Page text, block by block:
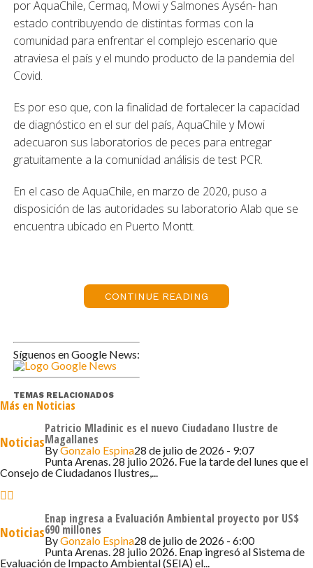
por AquaChile, Cermaq, Mowi y Salmones Aysén- han
estado contribuyendo de distintas formas con la
comunidad para enfrentar el complejo escenario que
atraviesa el país y el mundo producto de la pandemia del
Covid.
Es por eso que, con la finalidad de fortalecer la capacidad
de diagnóstico en el sur del país, AquaChile y Mowi
adecuaron sus laboratorios de peces para entregar
gratuitamente a la comunidad análisis de test PCR.
En el caso de AquaChile, en marzo de 2020, puso a
disposición de las autoridades su laboratorio Alab que se
encuentra ubicado en Puerto Montt.
Desde el inicio de la pandemia, las dos empresas han
realizado en conjunto más de 60 mil testeos gratuitos de
“Queremos contribuir a reforzar la búsqueda activa de
casos para encontrar los casos positivos a tiempo y así
evitar la expansión del virus en nuestras comunidades.
Hoy nos encontramos frente a una nueva ola de
contagios, por lo cual seguiremos colaborando con la
comunidad para enfrentar de mejor manera la
pandemia”, dice la directora ejecutiva del Consejo del
El intendente Carlos Geisse ha destacado que la red de
laboratorios públicos y privados ha permitido ubicar a la
Región de Los Lagos como una de las que más PCR
CONTINUE READING
Síguenos en Google News:
TEMAS RELACIONADOS
Más en Noticias
Noticias
Patricio Mladinic es el nuevo Ciudadano Ilustre de
Magallanes
ByGonzalo Espina28 de julio de 2026 - 9:07
Punta Arenas. 28 julio 2026. Fue la tarde del lunes que el
Consejo de Ciudadanos Ilustres,...
Noticias
Enap ingresa a Evaluación Ambiental proyecto por US$
690 millones
ByGonzalo Espina28 de julio de 2026 - 6:00
Punta Arenas. 28 julio 2026. Enap ingresó al Sistema de
Evaluación de Impacto Ambiental (SEIA) el...